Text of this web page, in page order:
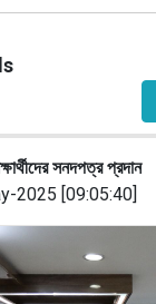
সনদপত্র প্রদান
2025 [09:05:40]